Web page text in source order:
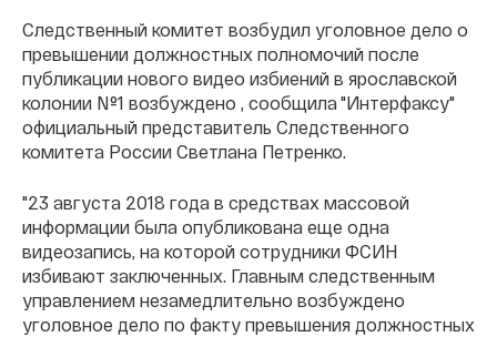
Следственный комитет возбудил уголовное дело о
превышении должностных полномочий после
публикации нового видео избиений в ярославской
колонии №1 возбуждено , сообщила "Интерфаксу"
официальный представитель Следственного
комитета России Светлана Петренко.
"23 августа 2018 года в средствах массовой
информации была опубликована еще одна
видеозапись, на которой сотрудники ФСИН
избивают заключенных. Главным следственным
управлением незамедлительно возбуждено
уголовное дело по факту превышения должностных